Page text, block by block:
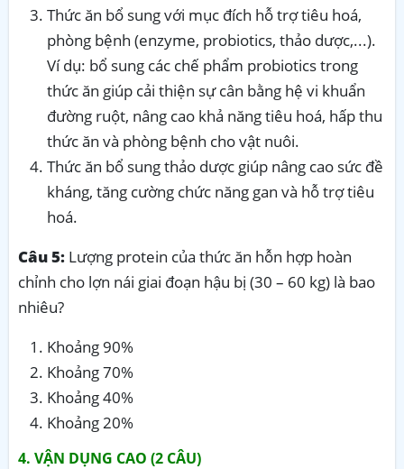
Thức ăn bổ sung với mục đích hỗ trợ tiêu hoá,
phòng bệnh (enzyme, probiotics, thảo dược,...).
Ví dụ: bổ sung các chế phẩm probiotics trong
thức ăn giúp cải thiện sự cân bằng hệ vi khuẩn
đường ruột, nâng cao khả năng tiêu hoá, hấp thu
thức ăn và phòng bệnh cho vật nuôi.
Thức ăn bổ sung thảo dược giúp nâng cao sức đề
kháng, tăng cường chức năng gan và hỗ trợ tiêu
hoá.
Câu 5: Lượng protein của thức ăn hỗn hợp hoàn
chỉnh cho lợn nái giai đoạn hậu bị (30 – 60 kg) là bao
nhiêu?
Khoảng 90%
Khoảng 70%
Khoảng 40%
Khoảng 20%
4. VẬN DỤNG CAO (2 CÂU)